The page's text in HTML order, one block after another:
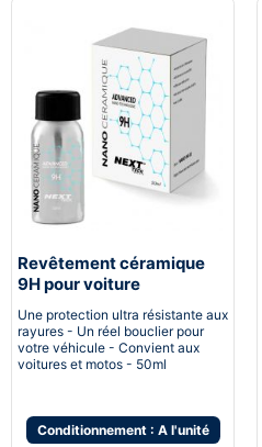
Revêtement céramique
9H pour voiture
Une protection ultra résistante aux
rayures - Un réel bouclier pour
votre véhicule - Convient aux
voitures et motos - 50ml
Conditionnement : A l'unité